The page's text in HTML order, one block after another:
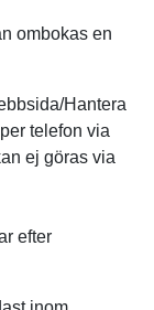
ombokas en
Hantera
telefon via
ej göras via
efter